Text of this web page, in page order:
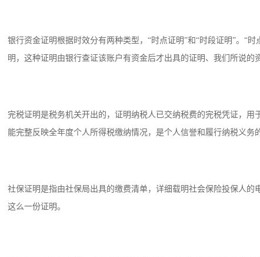
银行资金证明根据时效分有两种类型，“时点证明”和“时段证明”。“
明，这种证明由银行查证该账户有资金后才出具的证明、我们所说
完税证明是税务机关开出的，证明纳税人已交纳税费的完税凭证，
能完整反映全年度个人所得税缴纳情况，是个人信誉和履行纳税义务
社保证明是指由社保局出具的缴费清单，详细载明社会保险投保人
这么一份证明。